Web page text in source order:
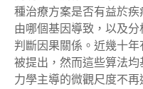
種治療方案是否有益於
由哪個基因導致，以及
判斷因果關係。近幾十
被提出，然而這些算法
力學主導的微觀尺度不再